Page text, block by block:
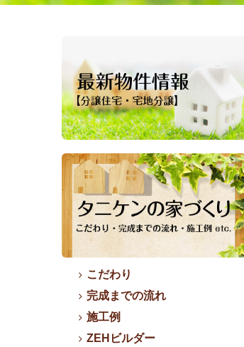
こだわり
完成までの流れ
施工例
ZEHビルダー